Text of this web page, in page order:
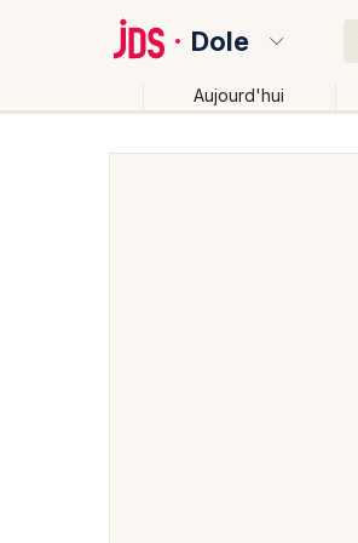
Dole
Aujourd'hui